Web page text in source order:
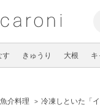
す きゅうり 大根 キ
魚介料理 冷凍しといた「